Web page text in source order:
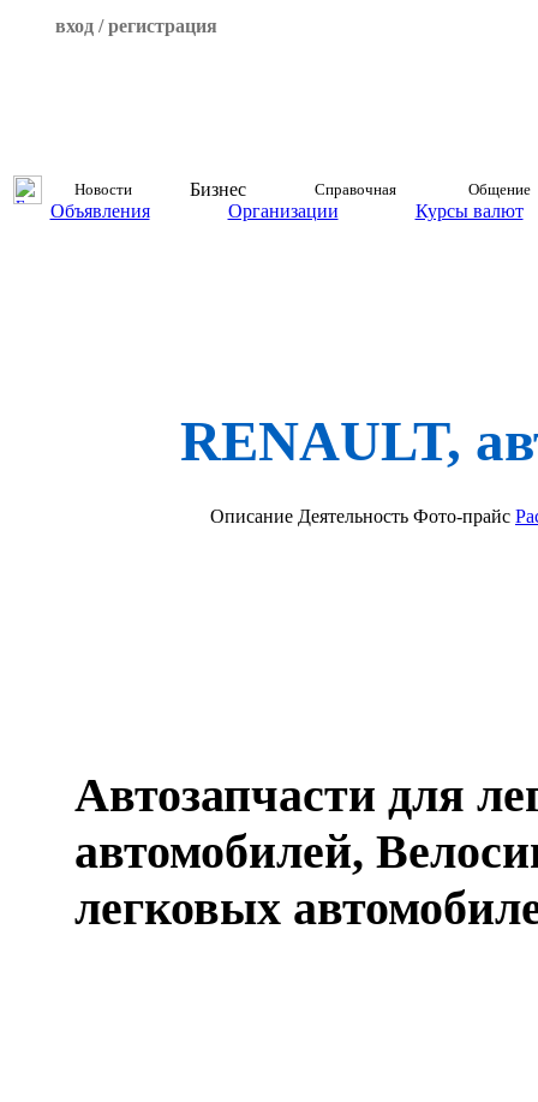
вход / регистрация
Новости Бизнес Справочная Общение
Объявления Организации Курсы валют
RENAULT,
Описание Деятельность Фото-прайс
Автозапчасти для
автомобилей,
легковых